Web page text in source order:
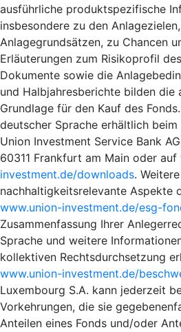
ausführliche produktspezifische
insbesondere zu den
Anlagegrundsätzen, zu Chancen
Erläuterungen zum Risikoprofil
Dokumente sowie die
und Halbjahresberichte bilden die
Grundlage für den Kauf des
deutscher Sprache erhältlich beim
Union Investment Service Bank
60311 Frankfurt am Main oder auf
investment.de/downloads.
nachhaltigkeitsrelevante Aspekte
www.union-investment.de/esg-
Zusammenfassung Ihrer
Sprache und weitere
kollektiven Rechtsdurchsetzung
www.union-investment.de/
Luxembourg S.A. kann jederzeit
Vorkehrungen, die sie
Anteilen eines Fonds und/oder